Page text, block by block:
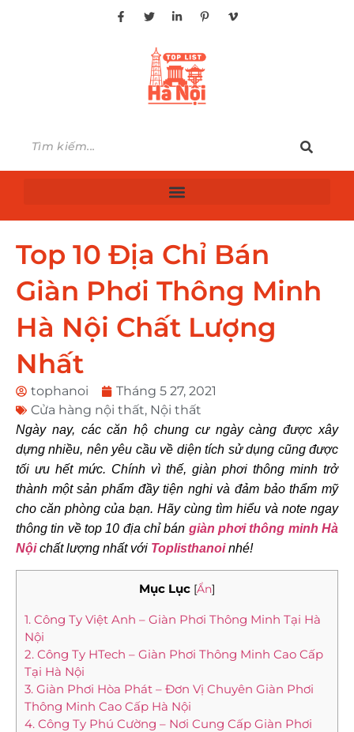
Top 10 Địa Chỉ Bán
Giàn Phơi Thông Minh
Hà Nội Chất Lượng
Nhất
tophanoi
Tháng 5 27, 2021
Cửa hàng nội thất, Nội thất
Ngày nay, các căn hộ chung cư ngày càng được xây
dựng nhiều, nên yêu cầu về diện tích sử dụng cũng được
tối ưu hết mức. Chính vì thế, giàn phơi thông minh trở
thành một sản phẩm đầy tiện nghi và đảm bảo thẩm mỹ
cho căn phòng của bạn. Hãy cùng tìm hiểu và note ngay
thông tin về top 10 địa chỉ bán giàn phơi thông minh Hà
Nộichất lượng nhất với Toplisthanoinhé!
Mục Lục [Ẩn]
1. Công Ty Việt Anh – Giàn Phơi Thông Minh Tại Hà
Nội
2. Công Ty HTech – Giàn Phơi Thông Minh Cao Cấp
Tại Hà Nội
3. Giàn Phơi Hòa Phát – Đơn Vị Chuyên Giàn Phơi
Thông Minh Cao Cấp Hà Nội
4. Công Ty Phú Cường – Nơi Cung Cấp Giàn Phơi